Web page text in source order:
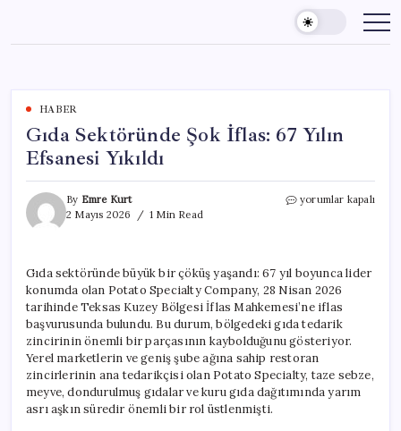
content
HABER
Gıda Sektöründe Şok İflas: 67 Yılın
Efsanesi Yıkıldı
By Emre Kurt
2 Mayıs 2026
1 Min Read
Gıda
Yılın
Efsanesi
Yıkıldı
için
yorumlar kapalı
Gıda sektöründe büyük bir çöküş yaşandı: 67 yıl boyunca lider
konumda olan Potato Specialty Company, 28 Nisan 2026
tarihinde Teksas Kuzey Bölgesi İflas Mahkemesi’ne iflas
başvurusunda bulundu. Bu durum, bölgedeki gıda tedarik
zincirinin önemli bir parçasının kaybolduğunu gösteriyor.
Yerel marketlerin ve geniş şube ağına sahip restoran
zincirlerinin ana tedarikçisi olan Potato Specialty, taze sebze,
meyve, dondurulmuş gıdalar ve kuru gıda dağıtımında yarım
asrı aşkın süredir önemli bir rol üstlenmişti.